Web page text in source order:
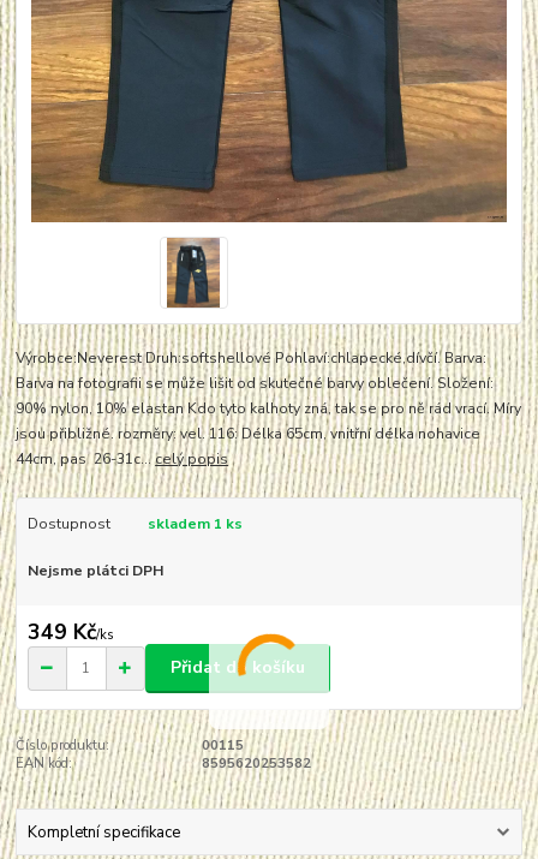
Výrobce:Neverest Druh:softshellové Pohlaví:chlapecké,dívčí. Barva:
Barva na fotografii se může lišit od skutečné barvy oblečení. Složení:
90% nylon, 10% elastan Kdo tyto kalhoty zná, tak se pro ně rád vrací. Míry
jsou přibližné. rozměry: vel. 116: Délka 65cm, vnitřní délka nohavice
44cm, pas 26-31c...celý popis
Dostupnost skladem 1 ks
Nejsme plátci DPH
349 Kč/ks
Přidat do košíku
Číslo produktu:
00115
EAN kód:
8595620253582
Kompletní specifikace